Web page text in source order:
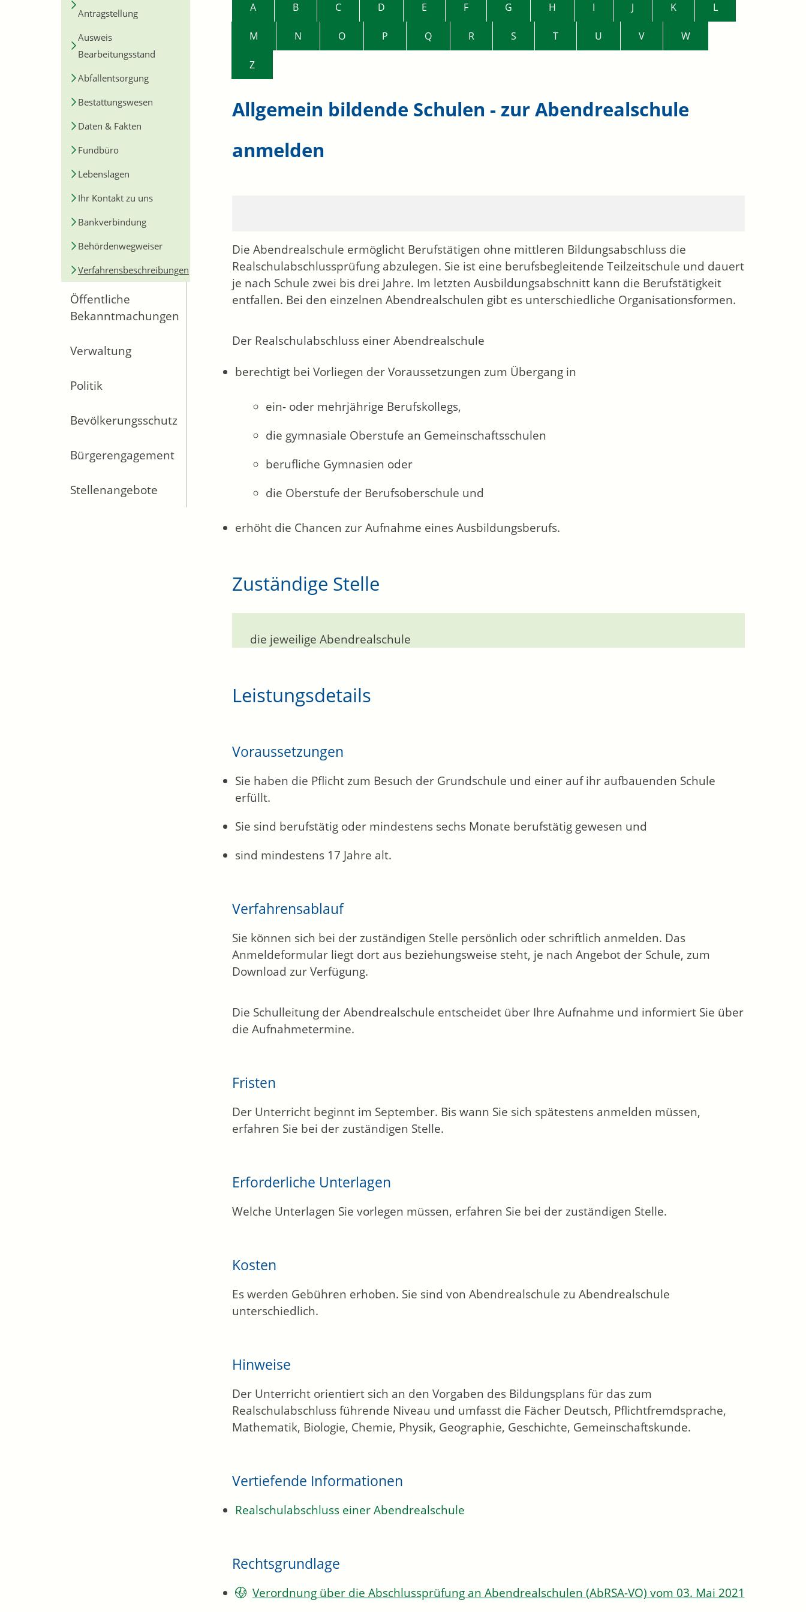
Antragstellung
Ausweis
Bearbeitungsstand
Abfallentsorgung
Bestattungswesen
Daten & Fakten
Fundbüro
Lebenslagen
Ihr Kontakt zu uns
Bankverbindung
Behördenwegweiser
Verfahrensbeschreibungen
Öffentliche
Bekanntmachungen
Verwaltung
Politik
Bevölkerungsschutz
Bürgerengagement
Stellenangebote
A B C D E F G H I J K L
M N O P Q R S T U V W
Z
Allgemein bildende Schulen - zur Abendrealschule
anmelden
Die Abendrealschule ermöglicht Berufstätigen ohne mittleren Bildungsabschluss die
Realschulabschlussprüfung abzulegen. Sie ist eine berufsbegleitende Teilzeitschule und dauert
je nach Schule zwei bis drei Jahre. Im letzten Ausbildungsabschnitt kann die Berufstätigkeit
entfallen. Bei den einzelnen Abendrealschulen gibt es unterschiedliche Organisationsformen.
Der Realschulabschluss einer Abendrealschule
berechtigt bei Vorliegen der Voraussetzungen zum Übergang in
ein- oder mehrjährige Berufskollegs,
die gymnasiale Oberstufe an Gemeinschaftsschulen
berufliche Gymnasien oder
die Oberstufe der Berufsoberschule und
erhöht die Chancen zur Aufnahme eines Ausbildungsberufs.
Zuständige Stelle
die jeweilige Abendrealschule
Leistungsdetails
Voraussetzungen
Sie haben die Pflicht zum Besuch der Grundschule und einer auf ihr aufbauenden Schule
erfüllt.
Sie sind berufstätig oder mindestens sechs Monate berufstätig gewesen und
sind mindestens 17 Jahre alt.
Verfahrensablauf
Sie können sich bei der zuständigen Stelle persönlich oder schriftlich anmelden. Das
Anmeldeformular liegt dort aus beziehungsweise steht, je nach Angebot der Schule, zum
Download zur Verfügung.
Die Schulleitung der Abendrealschule entscheidet über Ihre Aufnahme und informiert Sie über
die Aufnahmetermine.
Fristen
Der Unterricht beginnt im September. Bis wann Sie sich spätestens anmelden müssen,
erfahren Sie bei der zuständigen Stelle.
Erforderliche Unterlagen
Welche Unterlagen Sie vorlegen müssen, erfahren Sie bei der zuständigen Stelle.
Kosten
Es werden Gebühren erhoben. Sie sind von Abendrealschule zu Abendrealschule
unterschiedlich.
Hinweise
Der Unterricht orientiert sich an den Vorgaben des Bildungsplans für das zum
Realschulabschluss führende Niveau und umfasst die Fächer Deutsch, Pflichtfremdsprache,
Mathematik, Biologie, Chemie, Physik, Geographie, Geschichte, Gemeinschaftskunde.
Vertiefende Informationen
Realschulabschluss einer Abendrealschule
Rechtsgrundlage
Verordnung über die Abschlussprüfung an Abendrealschulen (AbRSA-VO) vom 03. Mai 2021